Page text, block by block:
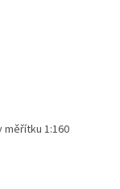
měřítku 1:160